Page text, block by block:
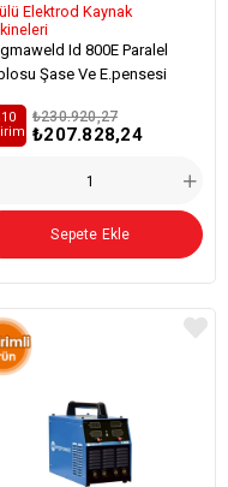
Elektrod Kaynak
Id 800E Paralel
Şase Ve E.pensesi
₺207.828,24
₺230.920,27
Sepete Ekle